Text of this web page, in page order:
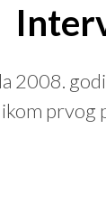
2008.
prvog